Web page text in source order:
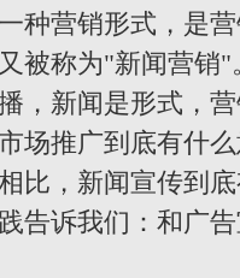
种营销形式，是
被称为"新闻营销"
，新闻是形式，
场推广到底有什
比，新闻宣传到
告诉我们：和广